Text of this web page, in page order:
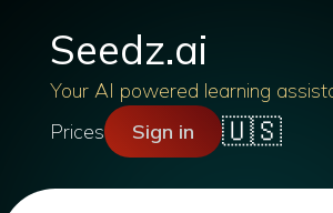
Seedz.ai
Your AI powered learning
Prices
Sign in 🇺🇸